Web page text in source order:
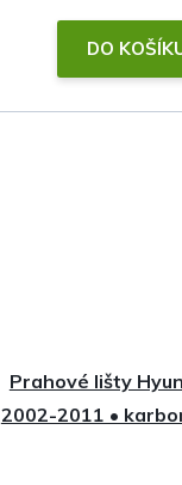
DO
Prahové lišty
2002-2011 •